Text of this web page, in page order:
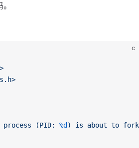
c
process (PID: %d ) is about to